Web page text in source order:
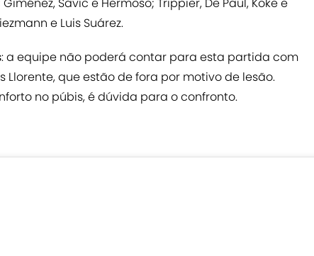
Giménez, Savic e Hermoso; Trippier, De Paul, Koke e
e Luis Suárez.
: a equipe não poderá contar para esta partida com
Llorente, que estão de fora por motivo de lesão.
no púbis, é dúvida para o confronto.